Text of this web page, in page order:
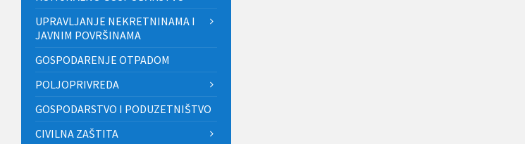
UPRAVLJANJE NEKRETNINAMA I
JAVNIM POVRŠINAMA
GOSPODARENJE OTPADOM
POLJOPRIVREDA
GOSPODARSTVO I PODUZETNIŠTVO
CIVILNA ZAŠTITA